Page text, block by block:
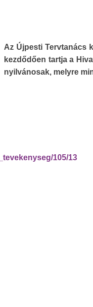
Az Újpesti Tervtanács
kezdődően tartja a
nyilvánosak, melyre
105/13